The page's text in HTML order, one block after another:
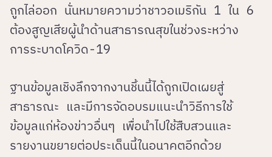
ถูกไล่ออก นั่นหมายความว่าชาวอเมริกัน 1 ใน 6
ต้องสูญเสียผู้นำด้านสาธารณสุขในช่วงระหว่าง
การระบาดโควิด-19
ฐานข้อมูลเชิงลึกจากงานชิ้นนี้ได้ถูกเปิดเผยสู่
สาธารณะ และมีการจัดอบรมแนะนำวิธีการใช้
ข้อมูลแก่ห้องข่าวอื่นๆ เพื่อนำไปใช้สืบสวนและ
รายงานขยายต่อประเด็นนี้ในอนาคตอีกด้วย